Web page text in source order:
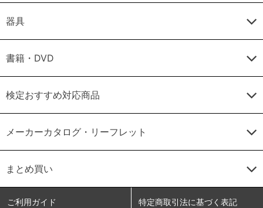
器具
書籍・DVD
検定おすすめ対応商品
メーカーカタログ・リーフレット
まとめ買い
ご利用ガイド 特定商取引法に基づく表記